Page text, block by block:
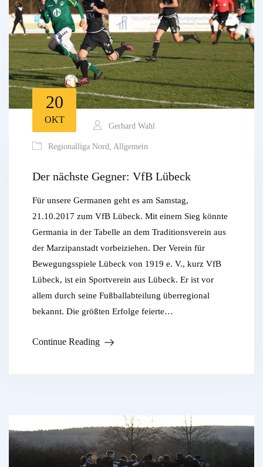
20
OKT
Gerhard Wahl
Regionalliga Nord, Allgemein
Der nächste Gegner: VfB Lübeck
Für unsere Germanen geht es am Samstag,
21.10.2017 zum VfB Lübeck. Mit einem Sieg könnte
Germania in der Tabelle an dem Traditionsverein aus
der Marzipanstadt vorbeiziehen. Der Verein für
Bewegungsspiele Lübeck von 1919 e. V., kurz VfB
Lübeck, ist ein Sportverein aus Lübeck. Er ist vor
allem durch seine Fußballabteilung überregional
bekannt. Die größten Erfolge feierte…
Continue Reading